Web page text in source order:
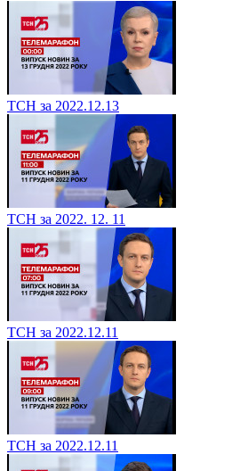
ТСН за 2022.12.13
ТСН за 2022. 12. 11
ТСН за 2022.12.11
ТСН за 2022.12.11